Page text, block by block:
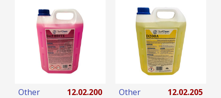
Other
12.02.200
Other
12.02.205